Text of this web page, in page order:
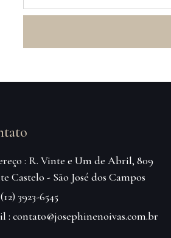
: R. Vinte e Um de Abril, 809
Castelo - São José dos Campos
3923-6545
: contato@josephinenoivas.com.br